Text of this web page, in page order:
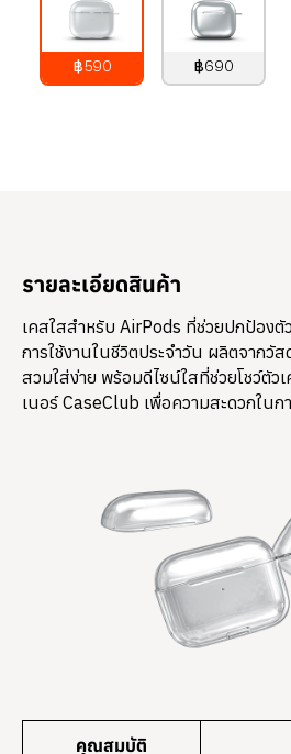
฿590
฿690
รายละเอียดสินค้า
เคสใสสำหรับ AirPods ที่ช่วยปกป้องตั
การใช้งานในชีวิตประจำวัน ผลิตจากวั
สวมใส่ง่าย พร้อมดีไซน์ใสที่ช่วยโชว์ตัว
เนอร์ CaseClub เพื่อความสะดวกในก
คุณสมบัติ